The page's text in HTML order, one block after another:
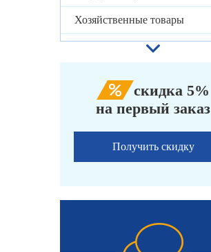
Хозяйственные товары
скидка 5%
на первый заказ
Получить скидку